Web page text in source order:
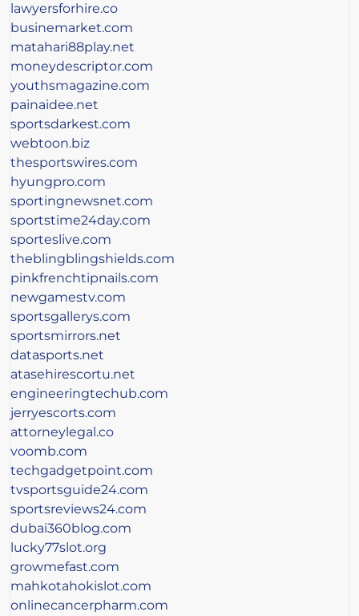
lawyersforhire.co
businemarket.com
matahari88play.net
moneydescriptor.com
youthsmagazine.com
painaidee.net
sportsdarkest.com
webtoon.biz
thesportswires.com
hyungpro.com
sportingnewsnet.com
sportstime24day.com
sporteslive.com
theblingblingshields.com
pinkfrenchtipnails.com
newgamestv.com
sportsgallerys.com
sportsmirrors.net
datasports.net
atasehirescortu.net
engineeringtechub.com
jerryescorts.com
attorneylegal.co
voomb.com
techgadgetpoint.com
tvsportsguide24.com
sportsreviews24.com
dubai360blog.com
lucky77slot.org
growmefast.com
mahkotahokislot.com
onlinecancerpharm.com